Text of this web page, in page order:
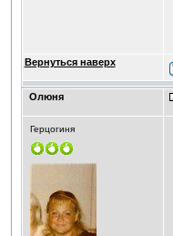
Вернуться наверх
Олюня
Герцогиня